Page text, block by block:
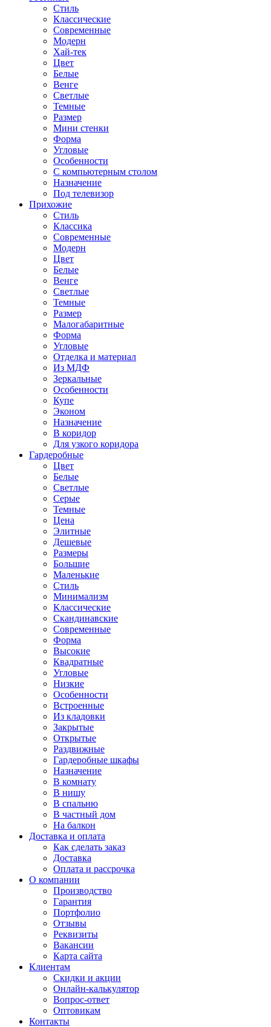
Стиль
Классические
Современные
Модерн
Хай-тек
Цвет
Белые
Венге
Светлые
Темные
Размер
Мини стенки
Форма
Угловые
Особенности
С компьютерным столом
Назначение
Под телевизор
Прихожие
Стиль
Классика
Современные
Модерн
Цвет
Белые
Венге
Светлые
Темные
Размер
Малогабаритные
Форма
Угловые
Отделка и материал
Из МДФ
Зеркальные
Особенности
Купе
Эконом
Назначение
В коридор
Для узкого коридора
Гардеробные
Цвет
Белые
Светлые
Серые
Темные
Цена
Элитные
Дешевые
Размеры
Большие
Маленькие
Стиль
Минимализм
Классические
Скандинавские
Современные
Форма
Высокие
Квадратные
Угловые
Низкие
Особенности
Встроенные
Из кладовки
Закрытые
Открытые
Раздвижные
Гардеробные шкафы
Назначение
В комнату
В нишу
В спальню
В частный дом
На балкон
Доставка и оплата
Как сделать заказ
Доставка
Оплата и рассрочка
О компании
Производство
Гарантия
Портфолио
Отзывы
Реквизиты
Вакансии
Карта сайта
Клиентам
Скидки и акции
Онлайн-калькулятор
Вопрос-ответ
Оптовикам
Контакты